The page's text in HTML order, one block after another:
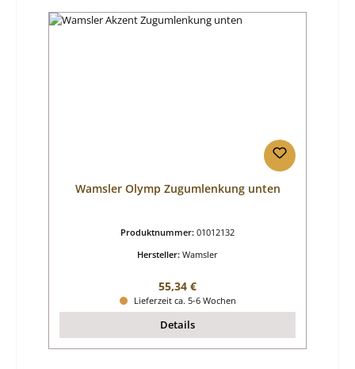
Wamsler Olymp Zugumlenkung unten
Produktnummer: 01012132
Hersteller: Wamsler
Regulärer Preis:
55,34 €
Lieferzeit ca. 5-6 Wochen
Details